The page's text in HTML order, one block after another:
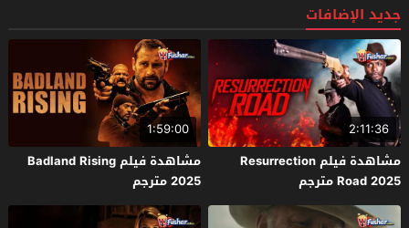
جديد الإضافات
2:11:36
مشاهدة فيلم Resurrection
Road 2025 مترجم
1:59:00
مشاهدة فيلم Badland Rising
2025 مترجم